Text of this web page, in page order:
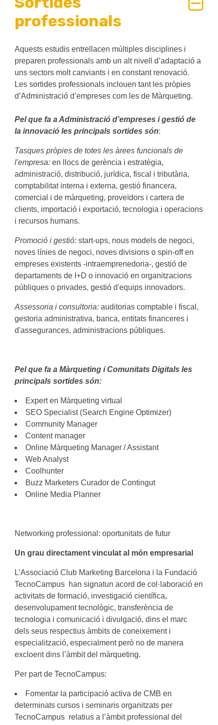
professionals
Aquests estudis entrellacen múltiples disciplines i
preparen professionals amb un alt nivell d’adaptació a
uns sectors molt canviants i en constant renovació.
Les sortides professionals inclouen tant les pròpies
d’Administració d’empreses com les de Màrqueting.
Pel que fa a Administració d’empreses i gestió de
la innovació les principals sortides són:
Tasques pròpies de totes les àrees funcionals de
l'empresa: en llocs de gerència i estratègia,
administració, distribució, jurídica, fiscal i tributària,
comptabilitat interna i externa, gestió financera,
comercial i de màrqueting, proveïdors i cartera de
clients, importació i exportació, tecnologia i operacions
i recursos humans.
Promoció i gestió: start-ups, nous models de negoci,
noves línies de negoci, noves divisions o spin-off en
empreses existents -intraemprenedoria-, gestió de
departaments de I+D o innovació en organitzacions
públiques o privades, gestió d'equips innovadors.
Assessoria i consultoria: auditorias comptable i fiscal,
gestoria administrativa, banca, entitats financeres i
d'assegurances, administracions públiques.
Pel que fa a Màrqueting i Comunitats Digitals les
principals sortides són:
Expert en Màrqueting virtual
SEO Specialist (Search Engine Optimizer)
Community Manager
Content manager
Online Màrqueting Manager / Assistant
Web Analyst
Coolhunter
Buzz Marketers Curador de Contingut
Online Media Planner
Networking professional: oportunitats de futur
Un grau directament vinculat al món empresarial
L’Associació Club Marketing Barcelona i la Fundació
TecnoCampus han signatun acord de col·laboració en
activitats de formació, investigació científica,
desenvolupament tecnològic, transferència de
tecnologia i comunicació i divulgació, dins el marc
dels seus respectius àmbits de coneixement i
especialització, especialment però no de manera
excloent dins l’àmbit del màrqueting.
Per part de TecnoCampus:
Fomentar la participació activa de CMB en
determinats cursos i seminaris organitzats per
TecnoCampus relatius a l’àmbit professional del